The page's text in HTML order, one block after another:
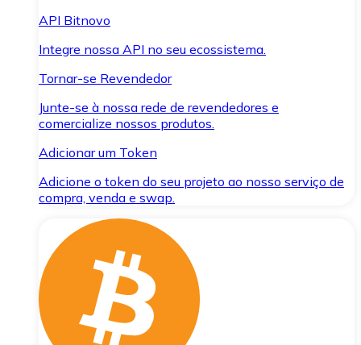
API Bitnovo
Integre nossa API no seu ecossistema.
Tornar-se Revendedor
Junte-se à nossa rede de revendedores e
comercialize nossos produtos.
Adicionar um Token
Adicione o token do seu projeto ao nosso serviço de
compra, venda e swap.